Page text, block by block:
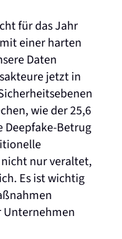
für das Jahr
einer harten
Daten
jetzt in
wie der 25,6
Deepfake-Betrug
nur veraltet,
Es ist wichtig